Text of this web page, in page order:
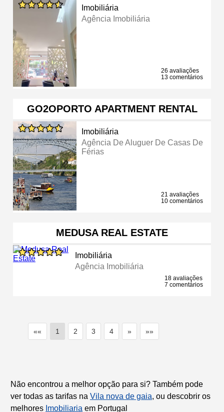
Imobiliária
Agência Imobiliária
26 avaliações
13 comentários
GO2OPORTO APARTMENT RENTAL
Imobiliária
Agência De Aluguer De Casas De
Férias
21 avaliações
10 comentários
MEDUSA REAL ESTATE
Imobiliária
Agência Imobiliária
18 avaliações
7 comentários
«« 1 2 3 4 » »»
Não encontrou a melhor opção para si? Também pode
ver todas as tarifas na Vila nova de gaia, ou descobrir os
melhores Imobiliaria em Portugal